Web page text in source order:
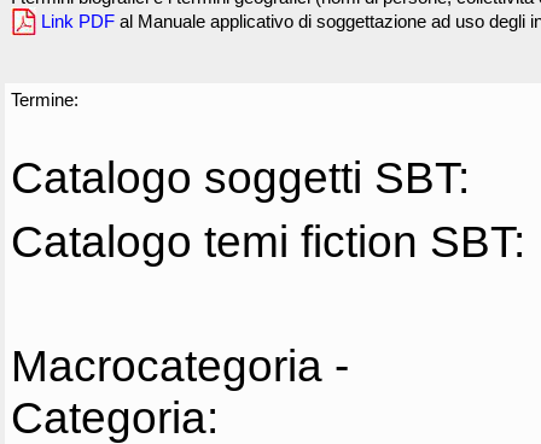
Link PDF al Manuale applicativo di soggettazione ad uso degli
Termine:
Catalogo soggetti SBT:
Catalogo temi fiction SBT:
Macrocategoria -
Categoria: